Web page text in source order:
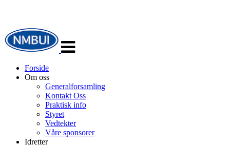
navigasjon
Forside
Om oss
Generalforsamling
Kontakt Oss
Praktisk info
Styret
Vedtekter
Våre sponsorer
Idretter